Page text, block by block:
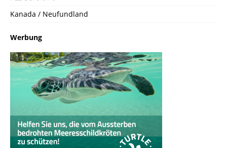
Kanada / Neufundland
Werbung